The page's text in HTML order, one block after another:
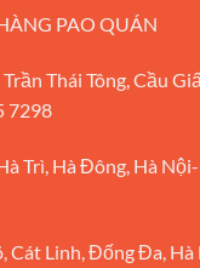
PAO QUÁN
Trần Thái Tông, Cầu
7298
Trì, Hà Đông, Hà
Cát Linh, Đống Đa,